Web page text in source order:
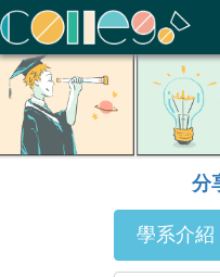
ColleGo! 大學選才與高中育才
分
學系介紹